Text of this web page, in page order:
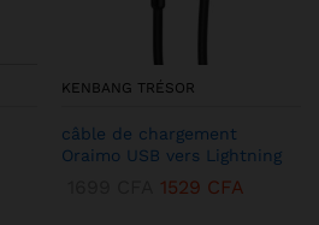
KENBANG TRÉSOR
câble de chargement
Oraimo USB vers Lightning
1529 CFA